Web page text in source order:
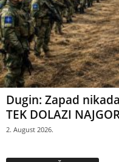
Dugin: Zapad
TEK DOLAZI
2. August 2026.